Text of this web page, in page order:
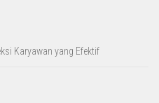
Karyawan yang Efektif